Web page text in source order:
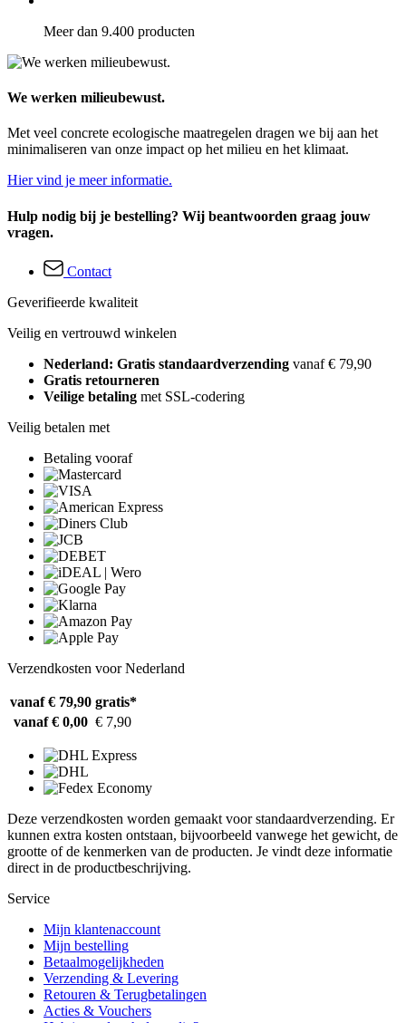
Meer dan 9.400 producten
We werken milieubewust.
Met veel concrete ecologische maatregelen dragen we bij aan het
minimaliseren van onze impact op het milieu en het klimaat.
Hier vind je meer informatie.
Hulp nodig bij je bestelling? Wij beantwoorden graag jouw
vragen.
Contact
Geverifieerde kwaliteit
Veilig en vertrouwd winkelen
Nederland: Gratis standaardverzending vanaf € 79,90
Gratis retourneren
Veilige betaling met SSL-codering
Veilig betalen met
Betaling vooraf
Verzendkosten voor Nederland
vanaf € 79,90 gratis*
vanaf € 0,00 € 7,90
Deze verzendkosten worden gemaakt voor standaardverzending. Er
kunnen extra kosten ontstaan, bijvoorbeeld vanwege het gewicht, de
grootte of de kenmerken van de producten. Je vindt deze informatie
direct in de productbeschrijving.
Service
Mijn klantenaccount
Mijn bestelling
Betaalmogelijkheden
Verzending & Levering
Retouren & Terugbetalingen
Acties & Vouchers